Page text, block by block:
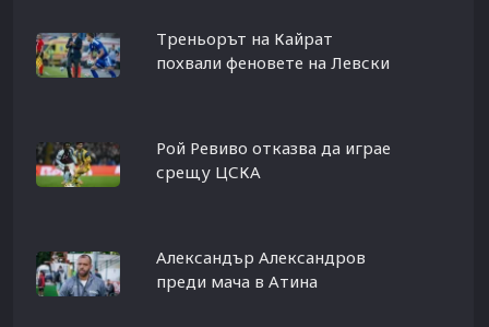
Треньорът на Кайрат
похвали феновете на Левски
Рой Ревиво отказва да играе
срещу ЦСКА
Александър Александров
преди мача в Атина